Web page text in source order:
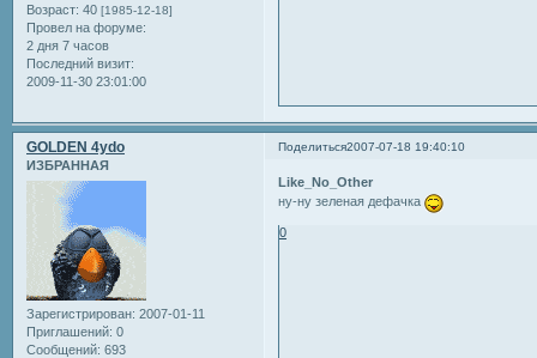
Возраст: 40 [1985-12-18]
Провел на форуме:
2 дня 7 часов
Последний визит:
2009-11-30 23:01:00
Поделиться2007-07-18 19:40:10
GOLDEN 4ydo
ИЗБРАННАЯ
Зарегистрирован: 2007-01-11
Приглашений: 0
Сообщений: 693
Like_No_Other
ну-ну зеленая дефачка
0